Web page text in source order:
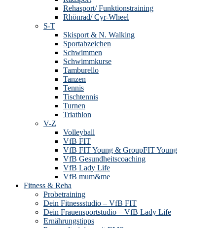
Rehasport/ Funktionstraining
Rhönrad/ Cyr-Wheel
S-T
Skisport & N. Walking
Sportabzeichen
Schwimmen
Schwimmkurse
Tamburello
Tanzen
Tennis
Tischtennis
Turnen
Triathlon
V-Z
Volleyball
VfB FIT
VfB FIT Young & GroupFIT Young
VfB Gesundheitscoaching
VfB Lady Life
VfB mum&me
Fitness & Reha
Probetraining
Dein Fitnessstudio – VfB FIT
Dein Frauensportstudio – VfB Lady Life
Ernährungstipps